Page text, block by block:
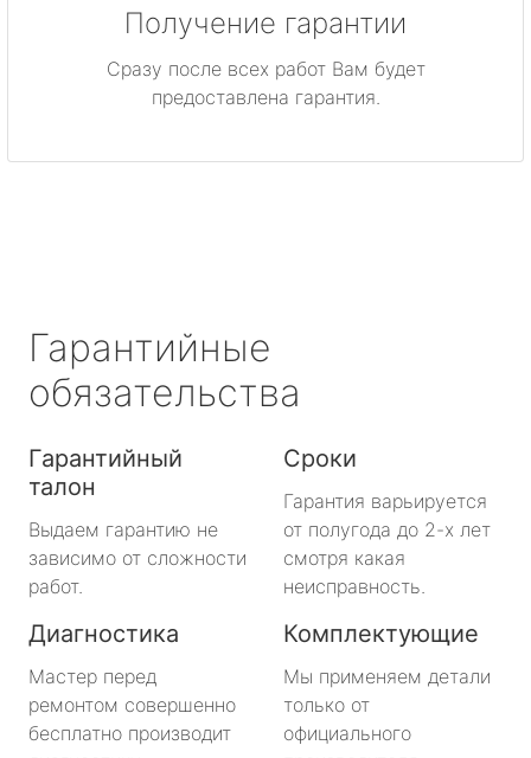
Получение гарантии
Сразу после всех работ Вам будет
предоставлена гарантия.
Гарантийные
обязательства
Гарантийный
талон
Выдаем гарантию не
зависимо от сложности
работ.
Сроки
Гарантия варьируется
от полугода до 2-х лет
смотря какая
неисправность.
Диагностика
Мастер перед
ремонтом совершенно
бесплатно производит
Комплектующие
Мы применяем детали
только от
официального